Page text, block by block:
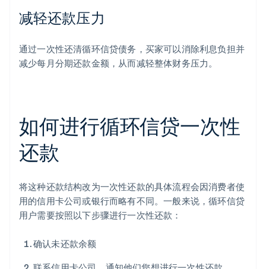
减轻还款压力
通过一次性还清循环信贷债务，买家可以消除利息负担并
减少每月分期还款金额，从而减轻整体财务压力。
如何进行循环信贷一次性
还款
将这种还款结构改为一次性还款的具体流程会因消费者使
用的信用卡公司或银行而略有不同。一般来说，循环信贷
用户需要按照以下步骤进行一次性还款：
确认未还款余额